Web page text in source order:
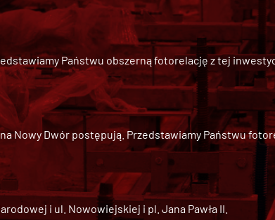
Państwu obszerną fotorelację z tej
Nowy Dwórpostępują. Przedstawiamy Państwu
i ul. Nowowiejskiej i pl. Jana Pawła II.